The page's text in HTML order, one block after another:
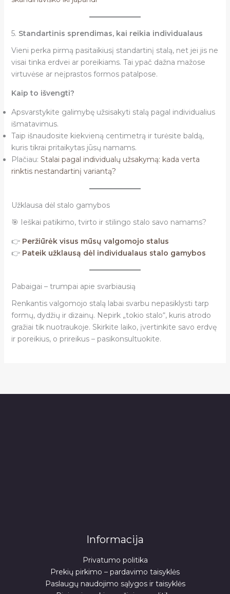
5. Standartinis sprendimas, kai reikia individualaus
Vieni perka pirmą pasitaikiusį standartinį stalą, net jei jis ne
visai tinka erdvei ar poreikiams. Tai ypač dažna mažose
virtuvėse ar neįprastos formos patalpose.
Kaip to išvengti?
Apsvarstykite galimybę užsisakyti stalą pagal individualius
išmatavimus.
Taip išnaudosite kiekvieną centimetrą ir turėsite baldą,
kuris tikrai pritaikytas jūsų namams.
Plačiau: Stalai pagal individualų užsakymą: kada verta
rinktis nestandartinį variantą?
Užklausa dėl stalo gamybos
🎯 Ieškai patikimo, tvirto ir stilingo stalo savo namams?
👉 Peržiūrėk visus mūsų valgomojo stalus
👉 Pateik užklausą dėl individualaus stalo gamybos
Pabaigai – trumpai apie svarbiausią
Renkantis valgomojo stalą labai svarbu nepasiklysti tarp
formų, dydžių ir dizainų. Nepirk „tokio stalo“, kuris atrodo
gražiai tik nuotraukoje. Skirkite laiko, įvertinkite savo erdvę
ir poreikius, o prireikus – pasikonsultuokite.
Informacija
Privatumo politika
Prekių pirkimo – pardavimo taisyklės
Paslaugų naudojimo sąlygos ir taisyklės